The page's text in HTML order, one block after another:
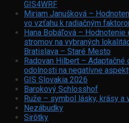
GIS4WRF
Miriam Janušková –
vo vzťahu k radiačným
Hana Bobáľová –
stromov na vybraných
Bratislava – Staré Mesto
Radovan Hilbert – Adaptačné
odolnosti na negatívne
GIS Slovakia 2026
Barokový Schlosshof
Ruže – symbol lásky, krásy a
Nezábudky
Sirôtky